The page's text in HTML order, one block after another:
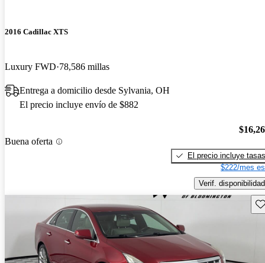
2016 Cadillac XTS
Luxury FWD 78,586 millas
Entrega a domicilio desde Sylvania, OH
El precio incluye envío de $882
Buena oferta
El precio incluye tasas
$222/mes
Verif. disponibilidad